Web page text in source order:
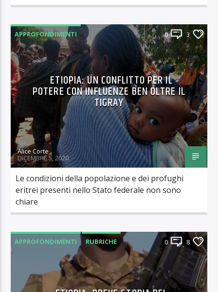
APPROFONDIMENTI 0 3
ETIOPIA: UN CONFLITTO PER IL
POTERE CON INFLUENZE BEN OLTRE IL
TIGRAY
Alice Corte
DICEMBRE 5, 2020
Le condizioni della popolazione e dei profughi
eritrei presenti nello Stato federale non sono
chiare
APPROFONDIMENTI RUBRICHE 0 8